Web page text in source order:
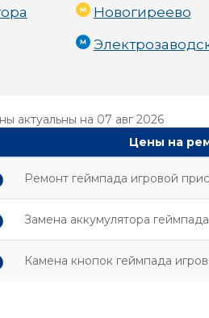
Новогиреево
актуальны на 07 авг 2026
Цены на
Ремонт геймпада игровой
Замена аккумулятора
Камена кнопок геймпада